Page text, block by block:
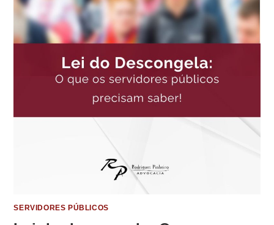
SERVIDORES PÚBLICOS